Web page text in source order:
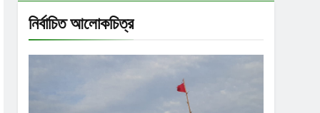
নির্বাচিত আলোকচিত্র